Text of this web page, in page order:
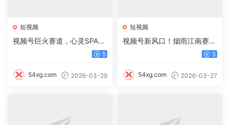
短视频
视频号巨火赛道，心灵SPA赛
道，做起来超简单，每天收益
5
54xg.com 2026-03-29
短视频
视频号新风口！烟雨江南赛
5
54xg.com 2026-03-27